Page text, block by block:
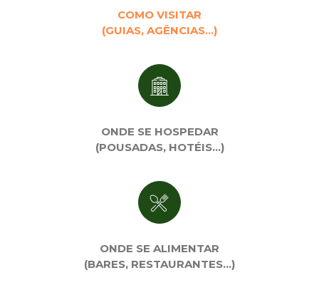
COMO VISITAR
(GUIAS, AGÊNCIAS…)
ONDE SE HOSPEDAR
(POUSADAS, HOTÉIS…)
ONDE SE ALIMENTAR
(BARES, RESTAURANTES…)